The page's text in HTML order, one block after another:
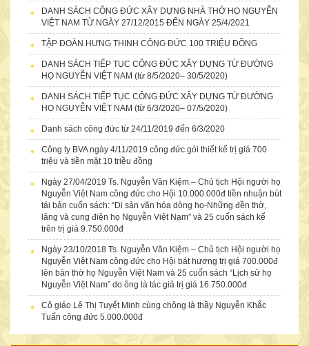
DANH SÁCH CÔNG ĐỨC ỦNG HỘ TÀI CHÍNH CHO ĐẠI HỘI TRÙ BỊ
“HỘI NGƯỜI HỌ NGUYỄN VIỆT NAM” LẦN THỨ NHẤT NGÀY
06/12/2014
DANH SÁCH CÔNG ĐỨC XÂY DỰNG NHÀ THỜ HỌ NGUYỄN
VIỆT NAM TỪ NGÀY 27/12/2015 ĐẾN NGÀY 25/4/2021
TẬP ĐOÀN HƯNG THINH CÔNG ĐỨC 100 TRIỆU ĐỒNG
DANH SÁCH TIẾP TỤC CÔNG ĐỨC XÂY DỰNG TỪ ĐƯỜNG
HỌ NGUYỄN VIỆT NAM (từ 8/5/2020– 30/5/2020)
DANH SÁCH TIẾP TỤC CÔNG ĐỨC XÂY DỰNG TỪ ĐƯỜNG
HỌ NGUYỄN VIỆT NAM (từ 6/3/2020– 07/5/2020)
Danh sách công đức từ 24/11/2019 đến 6/3/2020
Công ty BVA ngày 4/11/2019 công đức gói thiết kế trị giá 700
triệu và tiền mặt 10 triều đồng
Ngày 27/04/2019 Ts. Nguyễn Văn Kiệm – Chủ tịch Hội người họ
Nguyễn Việt Nam công đức cho Hội 10.000.000đ tiền nhuận bút
tái bản cuốn sách: “Di sản văn hóa dòng họ-Những đền thờ,
lăng và cung điện họ Nguyễn Việt Nam” và 25 cuốn sách kể
trên trị giá 9.750.000đ
Ngày 23/10/2018 Ts. Nguyễn Văn Kiệm – Chủ tịch Hội người họ
Nguyễn Việt Nam công đức cho Hội bát hương trị giá 700.000đ
lên bàn thờ họ Nguyễn Việt Nam và 25 cuốn sách “Lịch sử họ
Nguyễn Việt Nam” do ông là tác giả trị giá 16.750.000đ
Cô giáo Lê Thị Tuyết Minh cùng chông là thầy Nguyễn Khắc
Tuấn công đức 5.000.000đ